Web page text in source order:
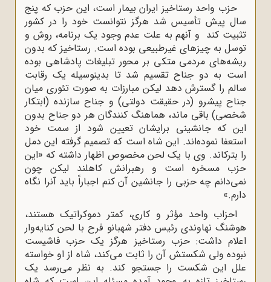
حزب واحد رستاخیز ایران بیمار است، این حزب که پنج
سال پیش تأسیس شد هرگز نتوانست خود را در کشور
تثبیت کند و آنهم به علت عدم وجود یک برنامه، روش و
توسل به چیزهای غیرطبیعی بوده است. رستاخیز که بدون
ریشه‌های مردمی متکی بر محور تبلیغات پادشاهی بوده
است به دو جناح تقسیم شد تا بدینوسیله یک رقابت
سالم را گسترش دهد لیکن مبارزات به صورت تئوری میان
جناح پیشرو (در حقیقت دولتی) و جناح سازنده (ابتکار
شخصی) باقی ماند، هماهنگ کنندگان هر دو جناح بدون
این که جانشینی برایشان تعیین شود از سمت خود
استعفا نموده‌اند. این شاه است که تصمیم گرفته این دمل
را بترکاند. وی با یک لحن مخصوص اظهار داشته که «این
حزب مسخره است و رهبرانش کاهلند لیکن چون
نمی‌دانم چه حزبی را جانشین آن کنم اجباراً باید آنرا نگاه
دارم.»
احزاب واحد مؤثر و کاری، کمتر دموکراتیک هستند،
هوشنگ نهاوندی رئیس دفتر شهبانو فرح با لحن کنایه‌وار
اعلام داشت: حزب رستاخیز هرگز یک حزب فاشیست
نبوده ولی شکستش آن را ثابت می‌کند، شاه از او خواسته
علل این شکست را جستجو کند. به نظر می‌رسد یک